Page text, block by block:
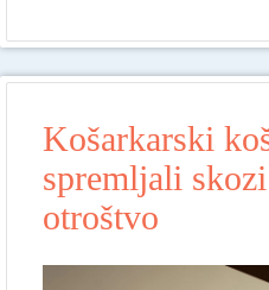
Košarkarski
spremljali
otroštvo